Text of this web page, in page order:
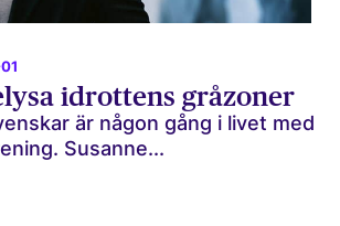
idrottens gråzoner
är någon gång i livet med
Susanne...